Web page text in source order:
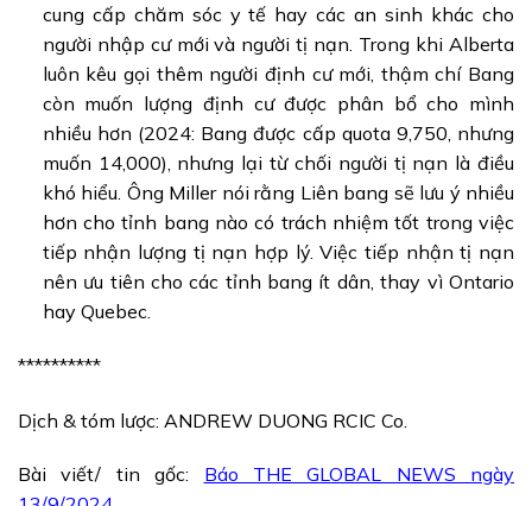
cung cấp chăm sóc y tế hay các an sinh khác cho
người nhập cư mới và người tị nạn. Trong khi Alberta
luôn kêu gọi thêm người định cư mới, thậm chí Bang
còn muốn lượng định cư được phân bổ cho mình
nhiều hơn (2024: Bang được cấp quota 9,750, nhưng
muốn 14,000), nhưng lại từ chối người tị nạn là điều
khó hiểu. Ông Miller nói rằng Liên bang sẽ lưu ý nhiều
hơn cho tỉnh bang nào có trách nhiệm tốt trong việc
tiếp nhận lượng tị nạn hợp lý. Việc tiếp nhận tị nạn
nên ưu tiên cho các tỉnh bang ít dân, thay vì Ontario
hay Quebec.
**********
Dịch & tóm lược: ANDREW DUONG RCIC Co.
Bài viết/ tin gốc: Báo THE GLOBAL NEWS ngày